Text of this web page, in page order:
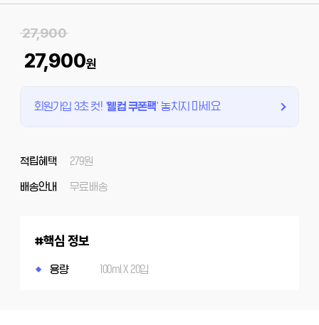
27,900
27,900원
회원가입 3초 컷! '웰컴 쿠폰팩' 놓치지 마세요
적립혜택 279원
배송안내 무료배송
핵심 정보
용량 100ml X 20입